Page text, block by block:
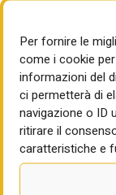
Per fornire le
come i cookie
informazioni del
ci permetterà di
navigazione o ID
ritirare il
caratteristiche e
Carsten Spohr, il
con il 41% dopo
ceo
Eberhart e il
Day